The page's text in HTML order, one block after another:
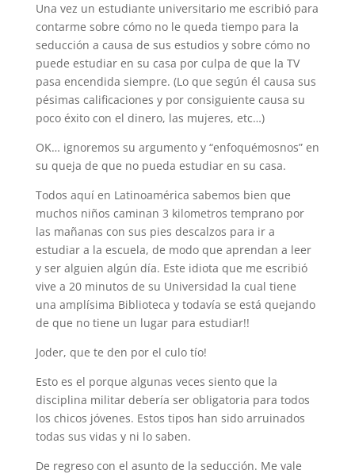
Una vez un estudiante universitario me escribió para
contarme sobre cómo no le queda tiempo para la
seducción a causa de sus estudios y sobre cómo no
puede estudiar en su casa por culpa de que la TV
pasa encendida siempre. (Lo que según él causa sus
pésimas calificaciones y por consiguiente causa su
poco éxito con el dinero, las mujeres, etc…)
OK… ignoremos su argumento y “enfoquémosnos” en
su queja de que no pueda estudiar en su casa.
Todos aquí en Latinoamérica sabemos bien que
muchos niños caminan 3 kilometros temprano por
las mañanas con sus pies descalzos para ir a
estudiar a la escuela, de modo que aprendan a leer
y ser alguien algún día. Este idiota que me escribió
vive a 20 minutos de su Universidad la cual tiene
una amplísima Biblioteca y todavía se está quejando
de que no tiene un lugar para estudiar!!
Joder, que te den por el culo tío!
Esto es el porque algunas veces siento que la
disciplina militar debería ser obligatoria para todos
los chicos jóvenes. Estos tipos han sido arruinados
todas sus vidas y ni lo saben.
De regreso con el asunto de la seducción. Me vale